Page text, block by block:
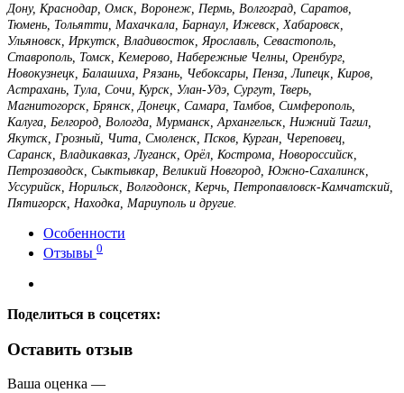
Дону, Краснодар, Омск, Воронеж, Пермь, Волгоград, Саратов,
Тюмень, Тольятти, Махачкала, Барнаул, Ижевск, Хабаровск,
Ульяновск, Иркутск, Владивосток, Ярославль, Севастополь,
Ставрополь, Томск, Кемерово, Набережные Челны, Оренбург,
Новокузнецк, Балашиха, Рязань, Чебоксары, Пенза, Липецк, Киров,
Астрахань, Тула, Сочи, Курск, Улан-Удэ, Сургут, Тверь,
Магнитогорск, Брянск, Донецк, Самара, Тамбов, Симферополь,
Калуга, Белгород, Вологда, Мурманск, Архангельск, Нижний Тагил,
Якутск, Грозный, Чита, Смоленск, Псков, Курган, Череповец,
Саранск, Владикавказ, Луганск, Орёл, Кострома, Новороссийск,
Петрозаводск, Сыктывкар, Великий Новгород, Южно-Сахалинск,
Уссурийск, Норильск, Волгодонск, Керчь, Петропавловск-Камчатский,
Пятигорск, Находка, Мариуполь и другие.
Особенности
Отзывы 0
Поделиться в соцсетях:
Оставить отзыв
Ваша оценка —